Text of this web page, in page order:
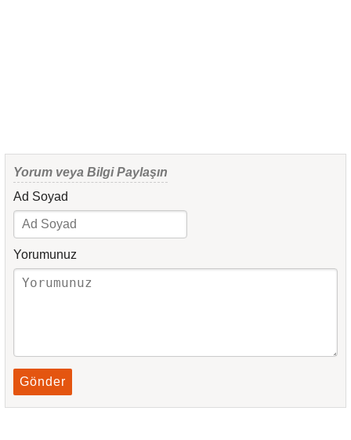
Yorum veya Bilgi Paylaşın
Ad Soyad
Yorumunuz
Gönder